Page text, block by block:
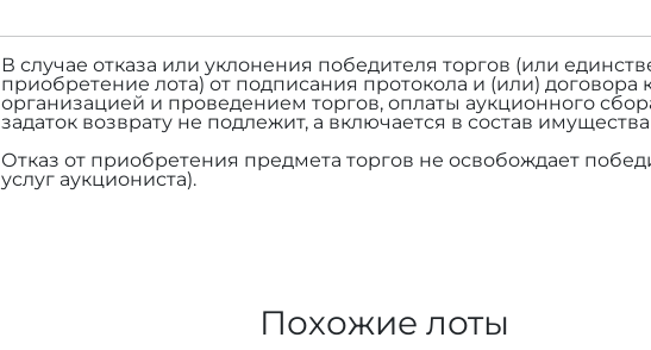
В случае отказа или уклонения победителя торгов (или
приобретение лота) от подписания протокола и (или)
организацией и проведением торгов, оплаты аукционного
задаток возврату не подлежит, а включается в состав
Отказ от приобретения предмета торгов не освобождает
услуг аукциониста).
Похожие лоты